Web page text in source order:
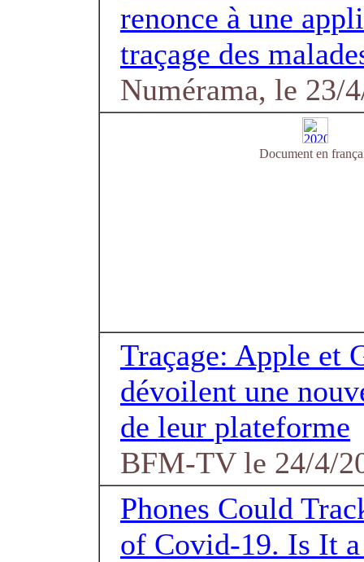
renonce à une
traçage des
Numérama, le 23/
Document en
Traçage: Apple et
dévoilent une
de leur plateforme
BFM-TV le 24/4/
Phones Could
of Covid-19. Is It a